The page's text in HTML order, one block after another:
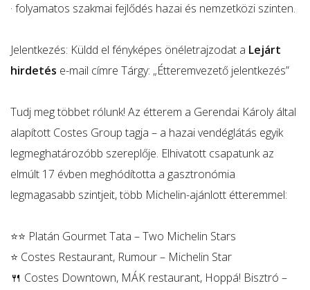
· folyamatos szakmai fejlődés hazai és nemzetközi szinten.
Jelentkezés: Küldd el fényképes önéletrajzodat a Lejárt
hirdetés e-mail címre Tárgy: „Étteremvezető jelentkezés”
Tudj meg többet rólunk! Az étterem a Gerendai Károly által
alapított Costes Group tagja – a hazai vendéglátás egyik
legmeghatározóbb szereplője. Elhivatott csapatunk az
elmúlt 17 évben meghódította a gasztronómia
legmagasabb szintjeit, több Michelin-ajánlott étteremmel:
⭐⭐ Platán Gourmet Tata – Two Michelin Stars
⭐ Costes Restaurant, Rumour – Michelin Star
🍴 Costes Downtown, MÁK restaurant, Hoppá! Bisztró –